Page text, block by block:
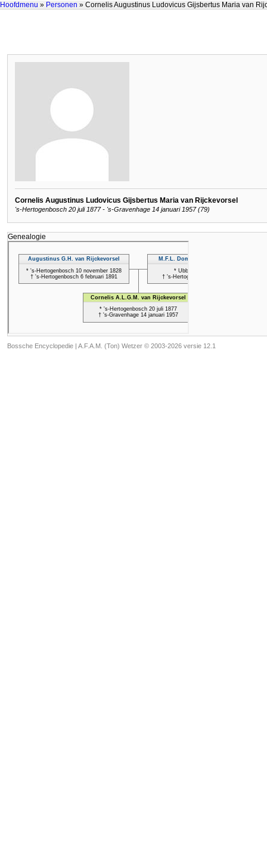
Hoofdmenu » Personen » Cornelis Augustinus Ludovicus Gijsbertus Maria van
Cornelis Augustinus Ludovicus Gijsbertus Maria van Rijckevorsel
's-Hertogenbosch 20 juli 1877 - 's-Gravenhage 14 januari 1957 (79)
Genealogie
Bossche Encyclopedie | A.F.A.M. (Ton) Wetzer © 2003-2026 versie 12.1